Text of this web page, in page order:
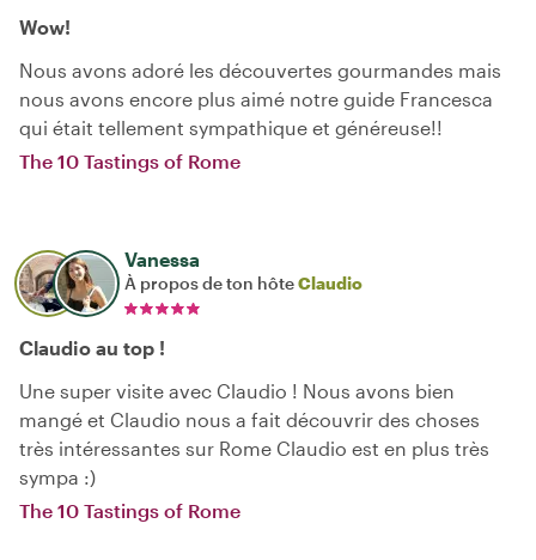
Wow!
Nous avons adoré les découvertes gourmandes mais
nous avons encore plus aimé notre guide Francesca
qui était tellement sympathique et généreuse!!
The 10 Tastings of Rome
Vanessa
À propos de ton hôteClaudio
Claudio au top !
Une super visite avec Claudio ! Nous avons bien
mangé et Claudio nous a fait découvrir des choses
très intéressantes sur Rome Claudio est en plus très
sympa :)
The 10 Tastings of Rome